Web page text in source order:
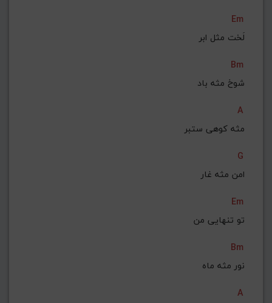
Em
لَخت مثل ابر
Bm
شوخ مثه باد
A
مثه کوهی ستبر
G
امن مثه غار
Em
تو تنهایی من
Bm
نور مثه ماه
A